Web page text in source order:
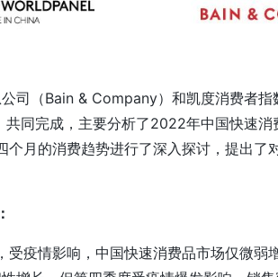
司（Bain & Company）和凯度消费者指
同完成，主要分析了2022年中国快速消
个月的消费趋势进行了深入探讨，提出了
受疫情影响，中国快速消费品市场仅微弱